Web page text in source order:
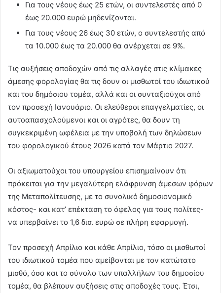
Για τους νέους έως 25 ετών, οι συντελεστές από 0
έως 20.000 ευρώ μηδενίζονται.
Για τους νέους 26 έως 30 ετών, ο συντελεστής από
τα 10.000 έως τα 20.000 θα ανέρχεται σε 9%.
Τις αυξήσεις αποδοχών από τις αλλαγές στις κλίμακες
άμεσης φορολογίας θα τις δουν οι μισθωτοί του ιδιωτικού
και του δημόσιου τομέα, αλλά και οι συνταξιούχοι από
τον προσεχή Ιανουάριο. Οι ελεύθεροι επαγγελματίες, οι
αυτοαπασχολούμενοι και οι αγρότες, θα δουν τη
συγκεκριμένη ωφέλεια με την υποβολή των δηλώσεων
του φορολογικού έτους 2026 κατά τον Μάρτιο 2027.
Οι αξιωματούχοι του υπουργείου επισημαίνουν ότι
πρόκειται για την μεγαλύτερη ελάφρυνση άμεσων φόρων
της Μεταπολίτευσης, με το συνολικό δημοσιονομικό
κόστος- και κατ’ επέκταση το όφελος για τους πολίτες-
να υπερβαίνει το 1,6 δισ. ευρώ σε πλήρη εφαρμογή.
Τον προσεχή Απρίλιο και κάθε Απρίλιο, τόσο οι μισθωτοί
του ιδιωτικού τομέα που αμείβονται με τον κατώτατο
μισθό, όσο και το σύνολο των υπαλλήλων του δημοσίου
τομέα, θα βλέπουν αυξήσεις στις αποδοχές τους. Έτσι,